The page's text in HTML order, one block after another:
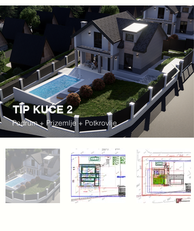
TIP KUĆE 2
Podrum + Prizemlje + Potkrovlje